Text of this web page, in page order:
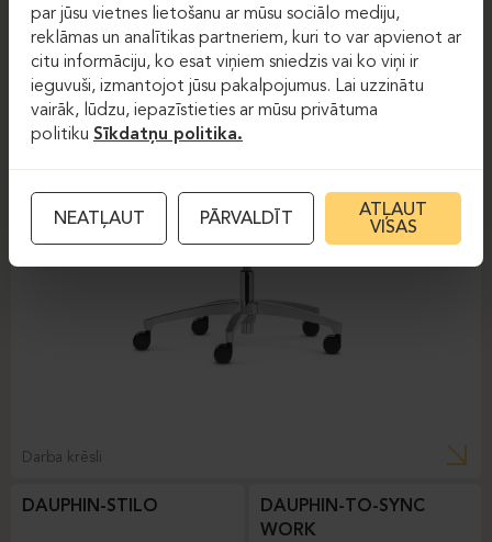
Darba krēsli
DAUPHIN-STILO
DAUPHIN-TO-SYNC
WORK
par jūsu vietnes lietošanu ar mūsu sociālo mediju,
reklāmas un analītikas partneriem, kuri to var apvienot ar
citu informāciju, ko esat viņiem sniedzis vai ko viņi ir
ieguvuši, izmantojot jūsu pakalpojumus. Lai uzzinātu
vairāk, lūdzu, iepazīstieties ar mūsu privātuma
politiku Sīkdatņu politika.
NEATĻAUT PĀRVALDĪT
ATĻAUT
VISAS